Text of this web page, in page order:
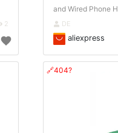
2
and Wired Phone
DE
aliexpress
🔗404?